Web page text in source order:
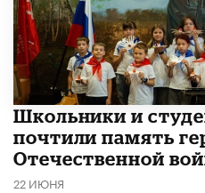
Школьники и
почтили память
Отечественной
22 ИЮНЯ